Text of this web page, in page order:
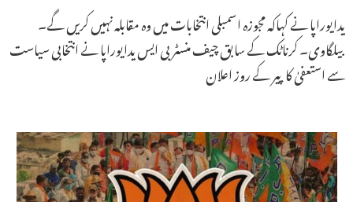
یدایوراپا نے کہاکہ مجوزہ اسمبلی انتخابات میں وہ مقابلہ نہیں کریں گے۔
بیلگاوی۔ کرناٹک کے سابق چیف منسٹر بی ایس یدایوراپا نے انتخابی سیاست
سے استعفیٰ کا پیر کے روز اعلان